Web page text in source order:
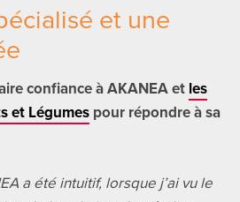
et une
confiance à AKANEA et les
et Légumespour répondre à sa
a été intuitif, lorsque j’ai vule